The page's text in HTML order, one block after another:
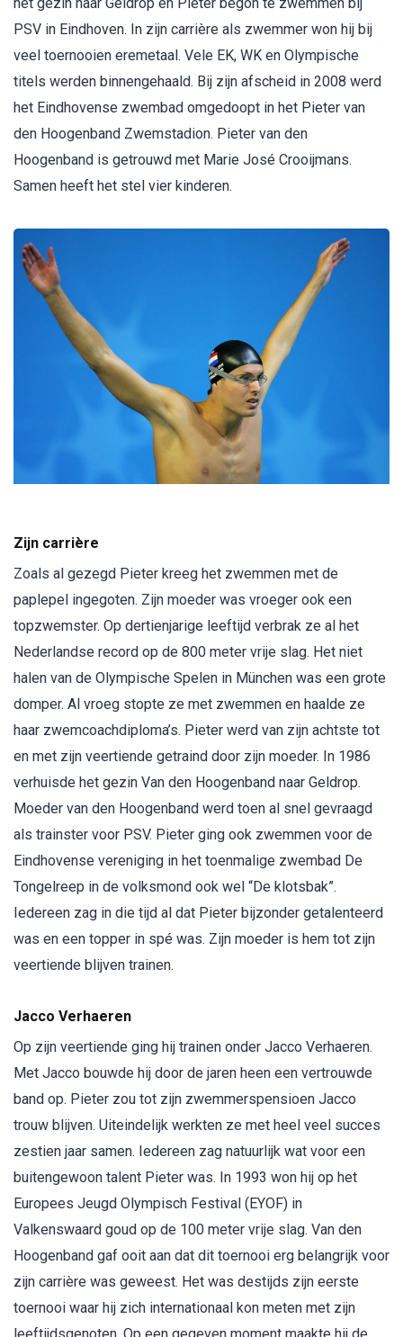
PSV in Eindhoven. In zijn carrière als zwemmer won hij bij
veel toernooien eremetaal. Vele EK, WK en Olympische
titels werden binnengehaald. Bij zijn afscheid in 2008 werd
het Eindhovense zwembad omgedoopt in het Pieter van
den Hoogenband Zwemstadion. Pieter van den
Hoogenband is getrouwd met Marie José Crooijmans.
Samen heeft het stel vier kinderen.
Zijn carrière
Zoals al gezegd Pieter kreeg het zwemmen met de
paplepel ingegoten. Zijn moeder was vroeger ook een
topzwemster. Op dertienjarige leeftijd verbrak ze al het
Nederlandse record op de 800 meter vrije slag. Het niet
halen van de Olympische Spelen in München was een grote
domper. Al vroeg stopte ze met zwemmen en haalde ze
haar zwemcoachdiploma’s. Pieter werd van zijn achtste tot
en met zijn veertiende getraind door zijn moeder. In 1986
verhuisde het gezin Van den Hoogenband naar Geldrop.
Moeder van den Hoogenband werd toen al snel gevraagd
als trainster voor PSV. Pieter ging ook zwemmen voor de
Eindhovense vereniging in het toenmalige zwembad De
Tongelreep in de volksmond ook wel “De klotsbak”.
Iedereen zag in die tijd al dat Pieter bijzonder getalenteerd
was en een topper in spé was. Zijn moeder is hem tot zijn
veertiende blijven trainen.
Jacco Verhaeren
Op zijn veertiende ging hij trainen onder Jacco Verhaeren.
Met Jacco bouwde hij door de jaren heen een vertrouwde
band op. Pieter zou tot zijn zwemmerspensioen Jacco
trouw blijven. Uiteindelijk werkten ze met heel veel succes
zestien jaar samen. Iedereen zag natuurlijk wat voor een
buitengewoon talent Pieter was. In 1993 won hij op het
Europees Jeugd Olympisch Festival (EYOF) in
Valkenswaard goud op de 100 meter vrije slag. Van den
Hoogenband gaf ooit aan dat dit toernooi erg belangrijk voor
zijn carrière was geweest. Het was destijds zijn eerste
toernooi waar hij zich internationaal kon meten met zijn